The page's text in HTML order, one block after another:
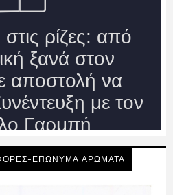
ΕΠΩΝΥΜΑ ΑΡΩΜΑΤΑ